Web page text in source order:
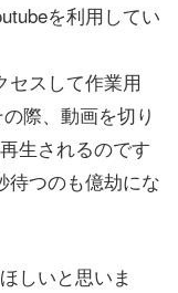
を利用してい
セスして作業用
際、動画を切り
生されるのです
待つのも億劫にな
しいと思いま